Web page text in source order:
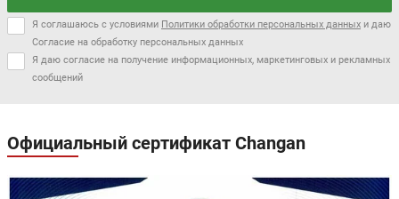
Я соглашаюсь с условиями Политики обработки персональных данных и даю
Согласие на обработку персональных данных
Я даю согласие на получение информационных, маркетинговых и рекламных
сообщений
Официальный сертификат Changan